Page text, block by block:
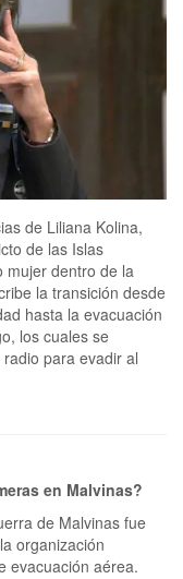
de Liliana Kolina,
de las Islas
mujer dentro de la
la transición desde
hasta la evacuación
los cuales se
para evadir al
en Malvinas?
de Malvinas fue
organización
evacuación aérea.